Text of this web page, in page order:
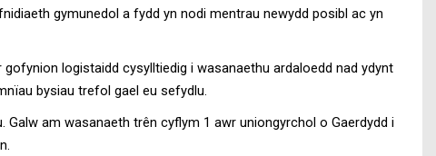
gymunedol a fydd yn nodi mentrau newydd posibl ac yn
logistaidd cysylltiedig i wasanaethu ardaloedd nad ydynt
bysiau trefol gael eu sefydlu.
am wasanaeth trên cyflym 1 awr uniongyrchol o Gaerdydd i